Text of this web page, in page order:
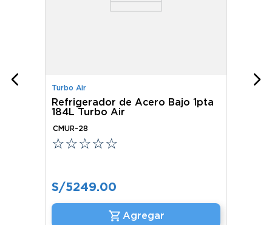
Turbo Air
Refrigerador de Acero Bajo 1pta
184L Turbo Air
CMUR-28
☆☆☆☆☆
S/5249.00